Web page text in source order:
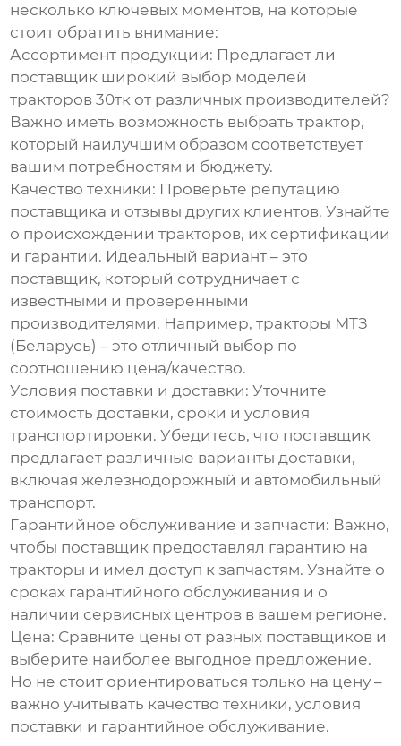
несколько ключевых моментов, на которые
стоит обратить внимание:
Ассортимент продукции: Предлагает ли
поставщик широкий выбор моделей
тракторов 30тк от различных производителей?
Важно иметь возможность выбрать трактор,
который наилучшим образом соответствует
вашим потребностям и бюджету.
Качество техники: Проверьте репутацию
поставщика и отзывы других клиентов. Узнайте
о происхождении тракторов, их сертификации
и гарантии. Идеальный вариант – это
поставщик, который сотрудничает с
известными и проверенными
производителями. Например,тракторы МТЗ
(Беларусь) – это отличный выбор по
соотношению цена/качество.
Условия поставки и доставки: Уточните
стоимость доставки, сроки и условия
транспортировки. Убедитесь, что поставщик
предлагает различные варианты доставки,
включая железнодорожный и автомобильный
транспорт.
Гарантийное обслуживание и запчасти: Важно,
чтобы поставщик предоставлял гарантию на
тракторы и имел доступ к запчастям. Узнайте о
сроках гарантийного обслуживания и о
наличии сервисных центров в вашем регионе.
Цена: Сравните цены от разных поставщиков и
выберите наиболее выгодное предложение.
Но не стоит ориентироваться только на цену –
важно учитывать качество техники, условия
поставки и гарантийное обслуживание.